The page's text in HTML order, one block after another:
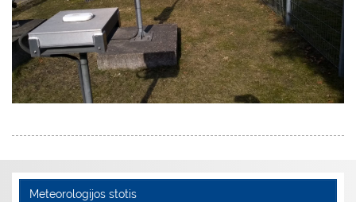
Meteorologijos stotis